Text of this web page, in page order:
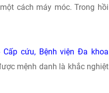
cách máy móc. Trong hồi
Cấp cứu, Bệnh viện Đa khoa
mệnh danh là khắc nghiệt